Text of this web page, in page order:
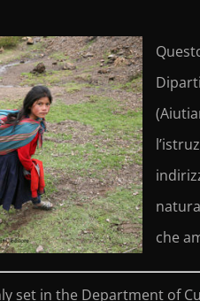
che
set in the Department of